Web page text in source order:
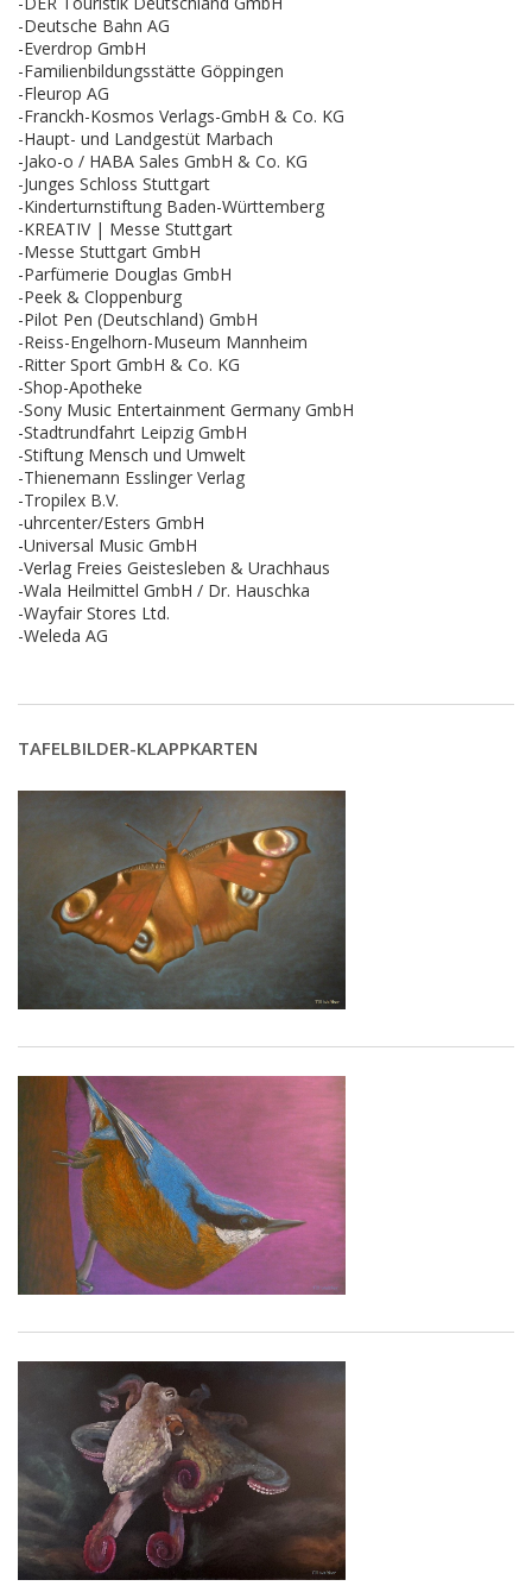
-Deutsche Bahn AG
-Everdrop GmbH
-Familienbildungsstätte Göppingen
-Fleurop AG
-Franckh-Kosmos Verlags-GmbH & Co. KG
-Haupt- und Landgestüt Marbach
-Jako-o / HABA Sales GmbH & Co. KG
-Junges Schloss Stuttgart
-Kinderturnstiftung Baden-Württemberg
-KREATIV | Messe Stuttgart
-Messe Stuttgart GmbH
-Parfümerie Douglas GmbH
-Peek & Cloppenburg
-Pilot Pen (Deutschland) GmbH
-Reiss-Engelhorn-Museum Mannheim
-Ritter Sport GmbH & Co. KG
-Shop-Apotheke
-Sony Music Entertainment Germany GmbH
-Stadtrundfahrt Leipzig GmbH
-Stiftung Mensch und Umwelt
-Thienemann Esslinger Verlag
-Tropilex B.V.
-uhrcenter/Esters GmbH
-Universal Music GmbH
-Verlag Freies Geistesleben & Urachhaus
-Wala Heilmittel GmbH / Dr. Hauschka
-Wayfair Stores Ltd.
-Weleda AG
TAFELBILDER-KLAPPKARTEN